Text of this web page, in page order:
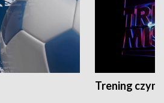
Trening czyni